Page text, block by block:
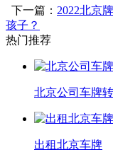
下一篇： 2022北京
孩子？
热门推荐
北京公司车牌
出租北京车牌